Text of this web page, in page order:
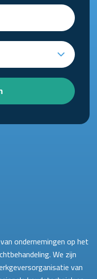
ondernemingen op het
We zijn
van